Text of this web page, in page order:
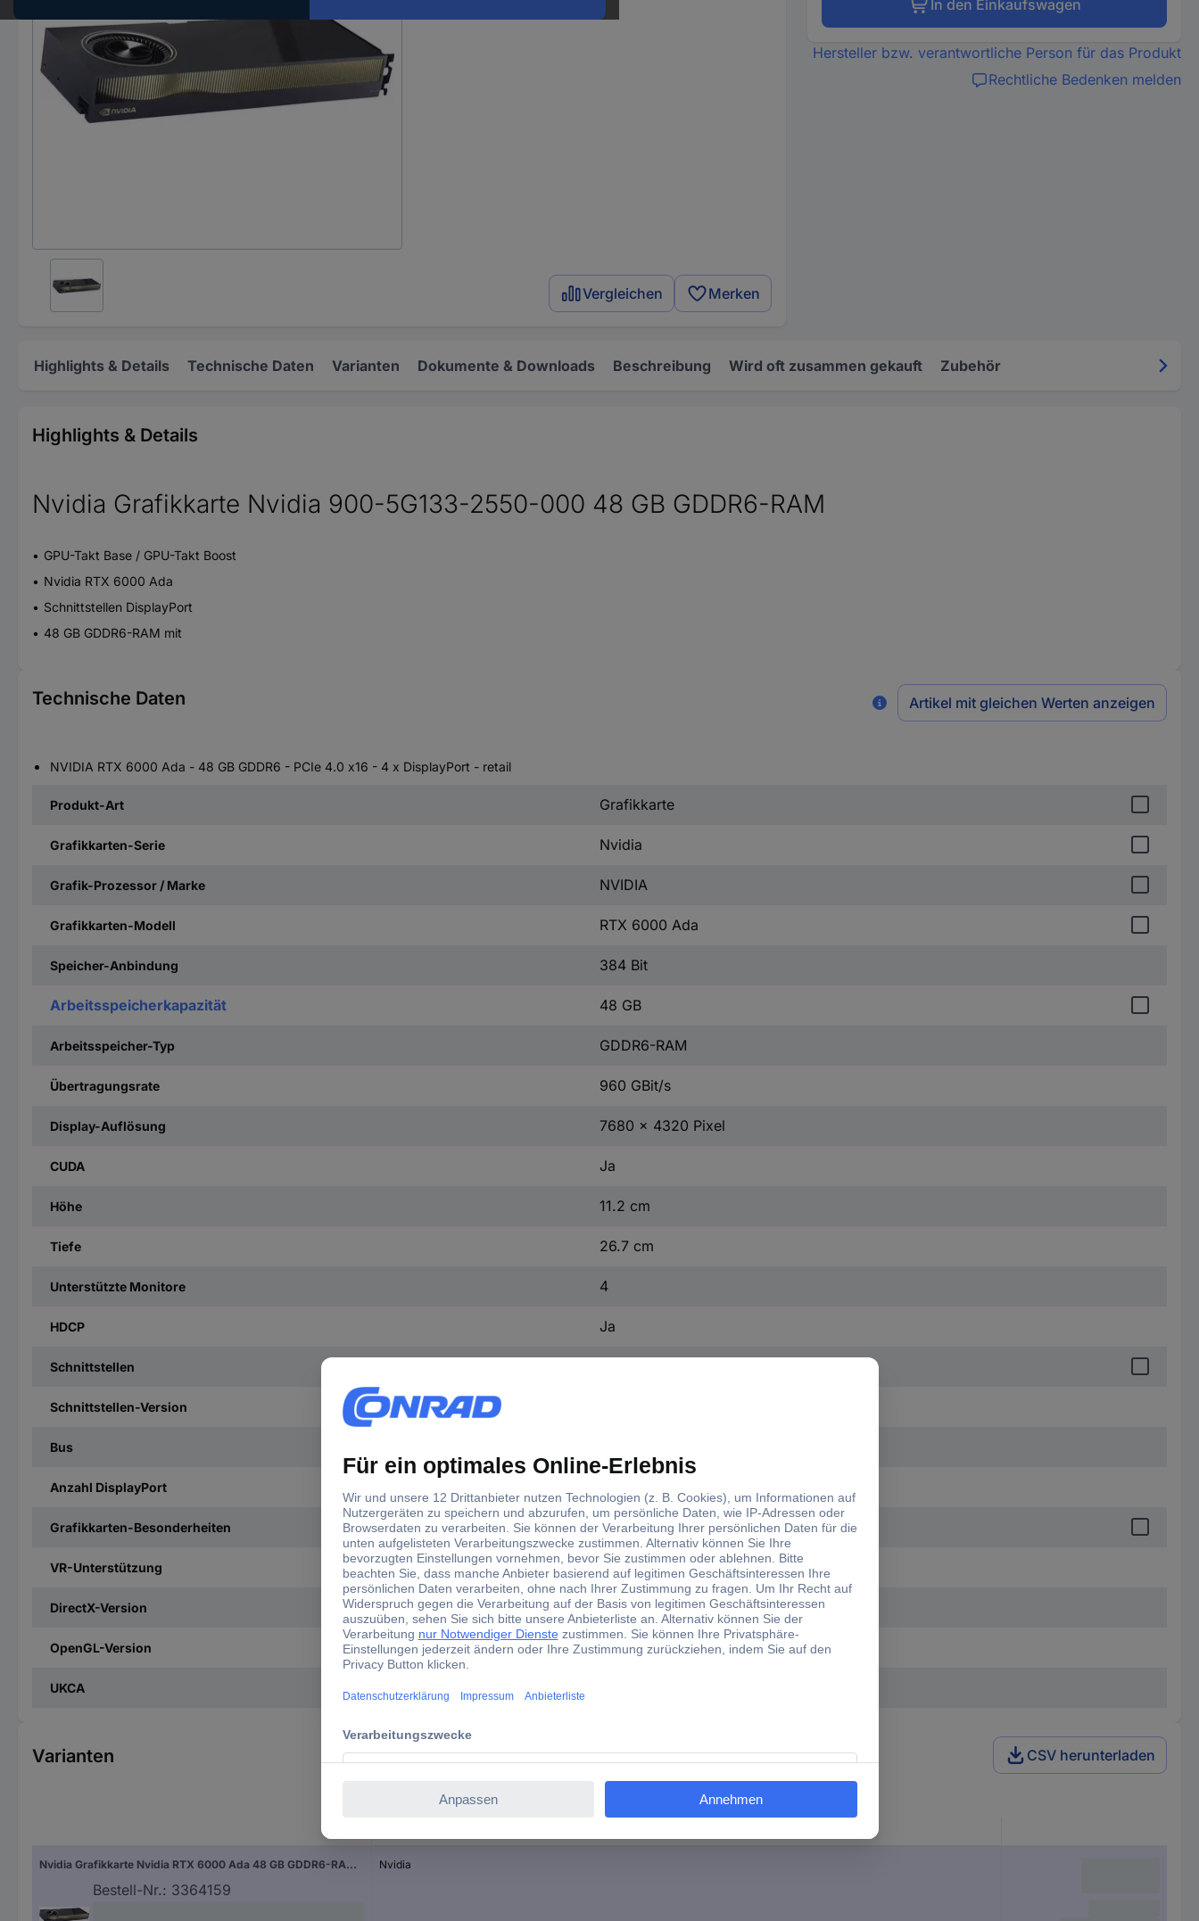
Vergleichen Merken
In den Einkaufswagen
Hersteller bzw. verantwortliche Person für das Produkt
Rechtliche Bedenken melden
Highlights & Details Technische Daten Varianten Dokumente & Downloads Beschreibung Wird oft zusammen gekauft Zubehör
Highlights & Details
Nvidia Grafikkarte Nvidia 900-5G133-2550-000 48 GB GDDR6-RAM
GPU-Takt Base / GPU-Takt Boost
Nvidia RTX 6000 Ada
Schnittstellen DisplayPort
48 GB GDDR6-RAM mit
Technische Daten Artikel mit gleichen Werten anzeigen
NVIDIA RTX 6000 Ada - 48 GB GDDR6 - PCIe 4.0 x16 - 4 x DisplayPort - retail
Produkt-Art Grafikkarte
Grafikkarten-Serie Nvidia
Grafik-Prozessor / Marke NVIDIA
Grafikkarten-Modell RTX 6000 Ada
Speicher-Anbindung 384 Bit
Arbeitsspeicherkapazität 48 GB
Arbeitsspeicher-Typ GDDR6-RAM
Übertragungsrate 960 GBit/s
Display-Auflösung 7680 x 4320 Pixel
CUDA Ja
Höhe 11.2 cm
Tiefe 26.7 cm
Unterstützte Monitore 4
HDCP Ja
Schnittstellen
Schnittstellen-Version
Bus
Anzahl DisplayPort
Grafikkarten-Besonderheiten Vulkan
VR-Unterstützung Ja
DirectX-Version 12.0
OpenGL-Version 4.6
UKCA
Varianten CSV herunterladen
Nvidia Grafikkarte Nvidia RTX 6000 Ada 48 GB GDDR6-RAM PCIe x16 DisplayPort Vulkan
Bestell-Nr.: 3364159
Nvidia